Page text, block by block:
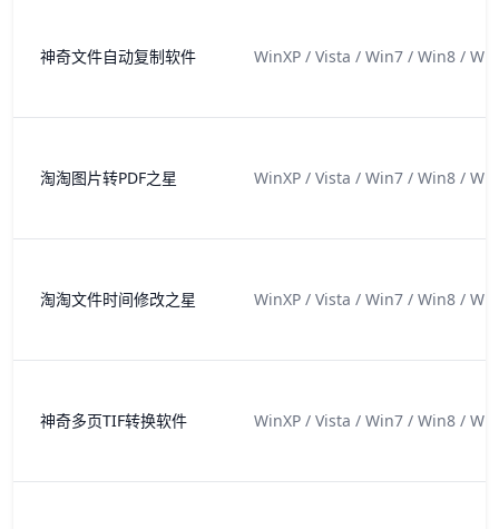
神奇文件自动复制软件 WinXP / Vista / Win7 / Win8 /
淘淘图片转PDF之星 WinXP / Vista / Win7 / Win8 /
淘淘文件时间修改之星 WinXP / Vista / Win7 / Win8 /
神奇多页TIF转换软件 WinXP / Vista / Win7 / Win8 /